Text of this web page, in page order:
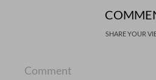
SHARE YOUR
Comment